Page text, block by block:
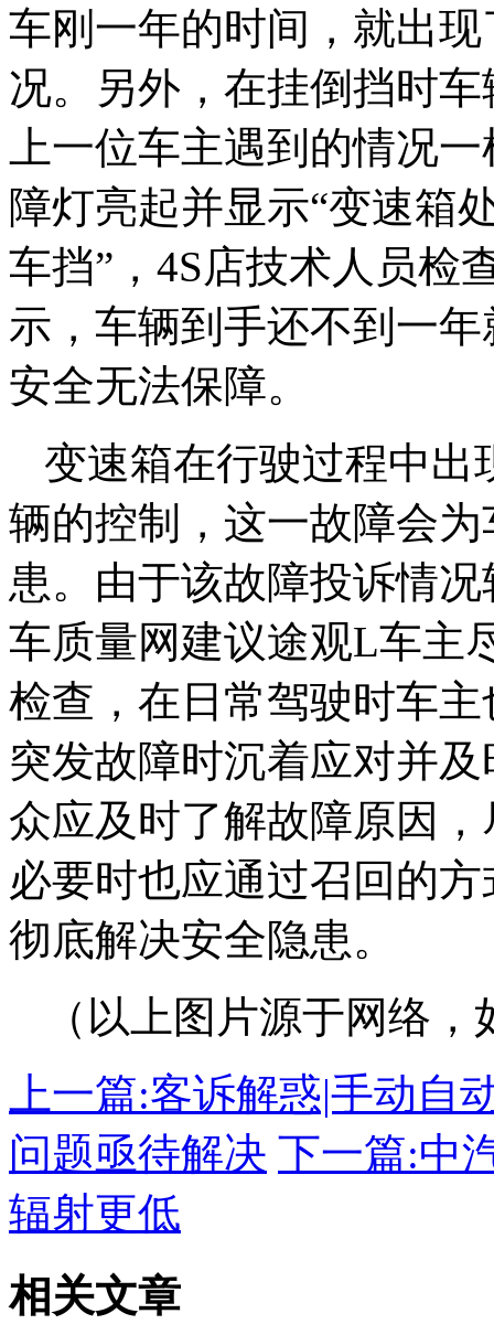
车刚一年的时间，就出
况。另外，在挂倒挡时
上一位车主遇到的情况
障灯亮起并显示“变速箱
车挡”，4S店技术人员检
示，车辆到手还不到一
安全无法保障。
变速箱在行驶过程中出
辆的控制，这一故障会
患。由于该故障投诉情
车质量网建议途观L车主
检查，在日常驾驶时车
突发故障时沉着应对并
众应及时了解故障原因
必要时也应通过召回的
彻底解决安全隐患。
（以上图片源于网络
上一篇:客诉解惑|手动自
问题亟待解决 下一篇:中
辐射更低
相关文章